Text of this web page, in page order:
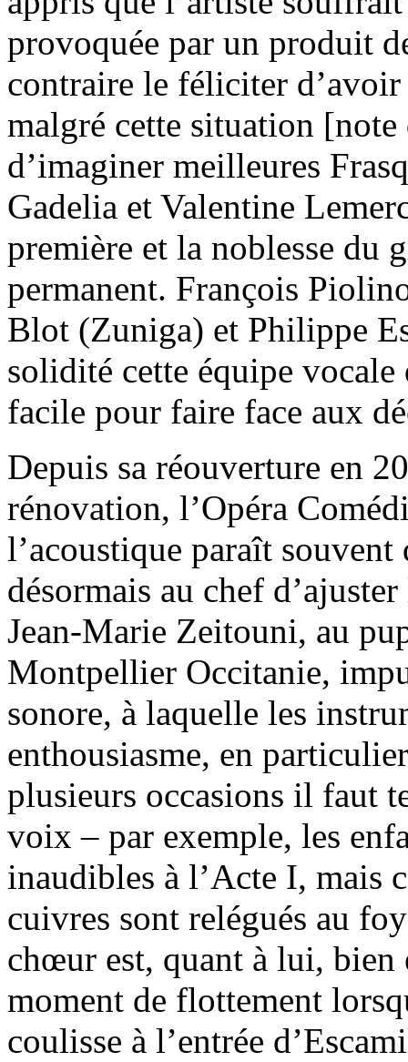
provoquée par un produit
contraire le féliciter d’avoir
malgré cette situation
d’imaginer meilleures
Gadelia et Valentine
première et la noblesse du
permanent. François
Blot (Zuniga) et Philippe
solidité cette équipe vocale
facile pour faire face aux
Depuis sa réouverture en
rénovation, l’Opéra
l’acoustique paraît souvent
désormais au chef
Jean-Marie Zeitouni, au
Montpellier Occitanie,
sonore, à laquelle les
enthousiasme, en
plusieurs occasions il faut
voix – par exemple, les
inaudibles à l’Acte I, mais
cuivres sont relégués au
chœur est, quant à lui, bien
moment de flottement
coulisse à l’entrée